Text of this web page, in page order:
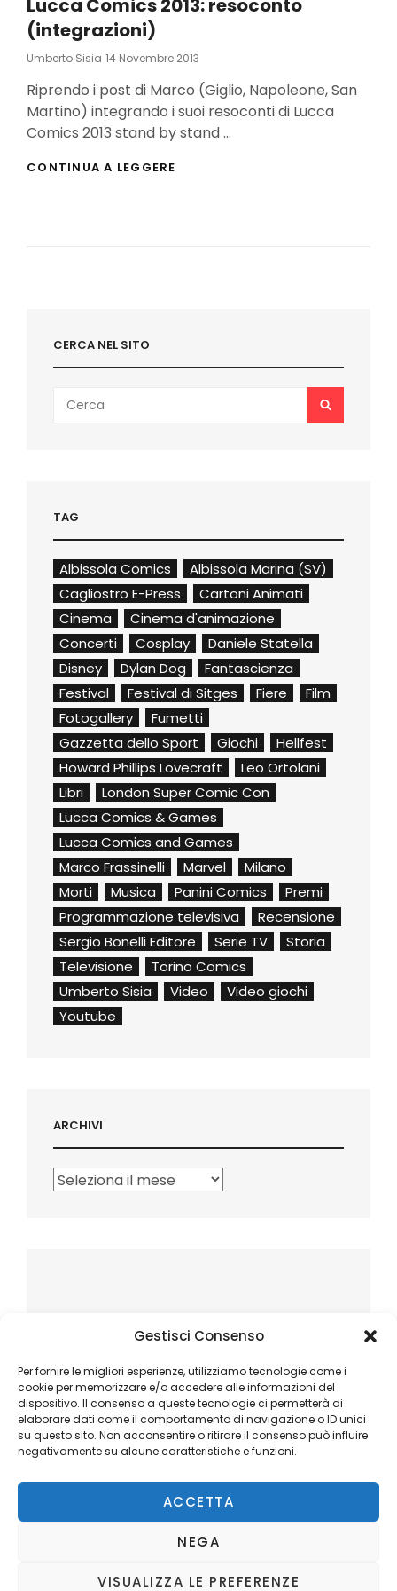
Gestisci Consenso
Per fornire le migliori esperienze, utilizziamo tecnologie come i
cookie per memorizzare e/o accedere alle informazioni del
dispositivo. Il consenso a queste tecnologie ci permetterà di
elaborare dati come il comportamento di navigazione o ID unici
su questo sito. Non acconsentire o ritirare il consenso può influire
negativamente su alcune caratteristiche e funzioni.
ACCETTA
NEGA
VISUALIZZA LE PREFERENZE
(integrazioni)
Umberto Sisia Posted
14 Novembre 2013
Riprendo i post di Marco (Giglio, Napoleone, San
Martino) integrando i suoi resoconti di Lucca
Comics 2013 stand by stand …
CONTINUA A LEGGERE
CERCA NEL SITO
for:
SEARCH
TAG
Albissola Comics
Albissola Marina (SV)
Cagliostro E-Press
Cartoni Animati
Cinema
Cinema d'animazione
Concerti
Cosplay
Daniele Statella
Disney
Dylan Dog
Fantascienza
Festival
Festival di Sitges Fiere
Film
Fotogallery
Fumetti
Gazzetta dello Sport
Giochi
Hellfest
Howard Phillips Lovecraft
Leo Ortolani
Libri
London Super Comic Con
Lucca Comics & Games
Lucca Comics and Games
Marco Frassinelli
Marvel
Milano
Morti
Musica Panini Comics
Premi
Programmazione televisiva
Recensione
Sergio Bonelli Editore
Serie TV
Storia
Televisione
Torino Comics
Umberto Sisia
Video
Video giochi
Youtube
ARCHIVI
Archivi